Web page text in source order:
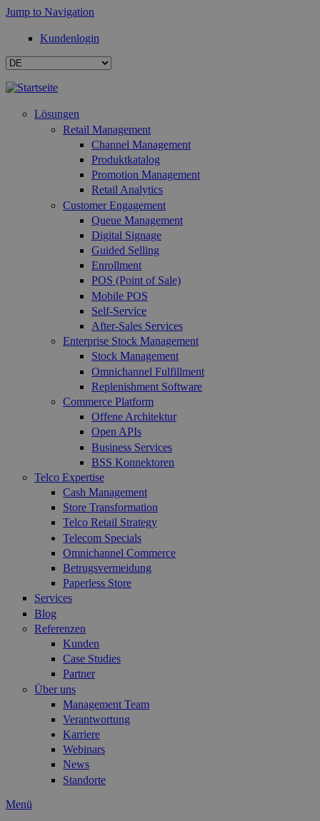
Jump to Navigation
Kundenlogin
Lösungen
Retail Management
Channel Management
Produktkatalog
Promotion Management
Retail Analytics
Customer Engagement
Queue Management
Digital Signage
Guided Selling
Enrollment
POS (Point of Sale)
Mobile POS
Self-Service
After-Sales Services
Enterprise Stock Management
Stock Management
Omnichannel Fulfillment
Replenishment Software
Commerce Platform
Offene Architektur
Open APIs
Business Services
BSS Konnektoren
Telco Expertise
Cash Management
Store Transformation
Telco Retail Strategy
Telecom Specials
Omnichannel Commerce
Betrugsvermeidung
Paperless Store
Services
Blog
Referenzen
Kunden
Case Studies
Partner
Über uns
Management Team
Verantwortung
Karriere
Webinars
News
Standorte
Menü